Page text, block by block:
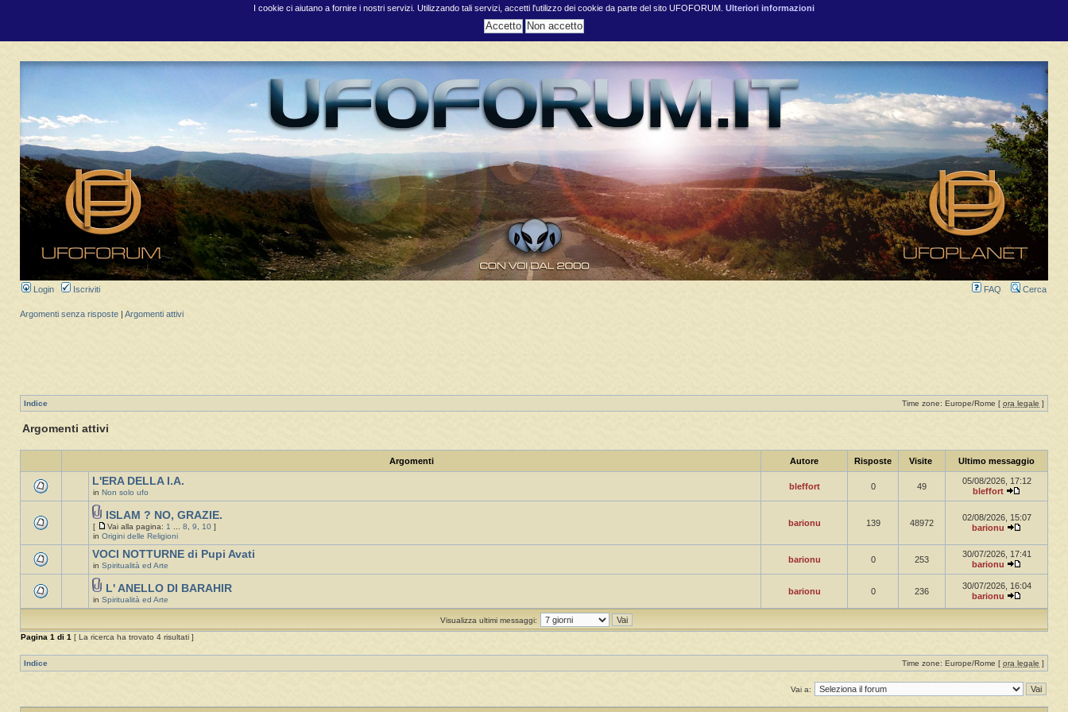
I cookie ci aiutano a fornire i nostri servizi. Utilizzando tali servizi, accetti l'utilizzo dei cookie da parte del sito UFOFORUM. Ulteriori informazioni
Login Iscriviti FAQ Cerca
Argomenti senza risposte Argomenti attivi
Indice Time zone: Europe/Rome [ ora legale ]
Argomenti attivi
Argomenti Autore Risposte Visite Ultimo messaggio
L'ERA DELLA I.A.
in Non solo ufo
bleffort 0 49
05/08/2026, 17:12
bleffort
ISLAM ? NO, GRAZIE.
[ Vai alla pagina: 1 ... 8, 9, 10 ]
in Origini delle Religioni
barionu 139 48972
02/08/2026, 15:07
barionu
VOCI NOTTURNE di Pupi Avati
in Spiritualità ed Arte
barionu 0 253
30/07/2026, 17:41
barionu
L' ANELLO DI BARAHIR
in Spiritualità ed Arte
barionu 0 236
30/07/2026, 16:04
barionu
Visualizza ultimi messaggi:
Pagina 1 di 1 [ La ricerca ha trovato 4 risultati ]
Indice Time zone: Europe/Rome [ ora legale ]
Vai a: